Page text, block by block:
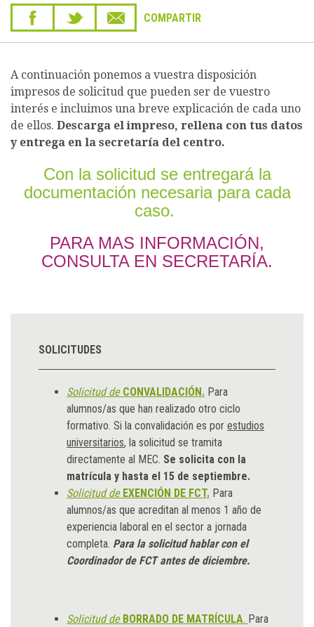
COMPARTIR
A continuación ponemos a vuestra disposición
impresos de solicitud que pueden ser de vuestro
interés e incluimos una breve explicación de cada uno
de ellos. Descarga el impreso, rellena con tus datos
y entrega en la secretaría del centro.
Con la solicitud se entregará la
documentación necesaria para cada
caso.
PARA MAS INFORMACIÓN,
CONSULTA EN SECRETARÍA.
SOLICITUDES
Solicitud de CONVALIDACIÓN. Para
alumnos/as que han realizado otro ciclo
formativo. Si la convalidación es por estudios
universitarios, la solicitud se tramita
directamente al MEC. Se solicita con la
matrícula y hasta el 15 de septiembre.
Solicitud de EXENCIÓN DE FCT. Para
alumnos/as que acreditan al menos 1 año de
experiencia laboral en el sector a jornada
completa. Para la solicitud hablar con el
Coordinador de FCT antes de diciembre.
Solicitud de BORRADO DE MATRÍCULA. Para